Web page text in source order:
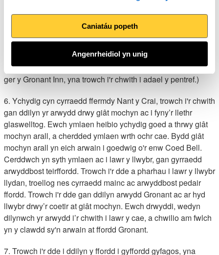
Caniatáu popeth
Angenrheidiol yn unig
llwybr cul wrth ochr Coedwig Erw. Mae'r llwybr yn troi i'r
chwith wedyn a pharhau i lawr trwy gwm coediog, gan agor
allan yn y pen draw nes cyrraedd adeiladau fferm Nant y
Crai. (Er mwyn ymweld â'r dafarn, daliwch ati i gerdded i lawr
ffordd y fferm, sef Lôn Nant y Crai, i gyrraedd pentref Gronant
ger y Gronant Inn, yna trowch i'r chwith i adael y pentref.)
6. Ychydig cyn cyrraedd ffermdy Nant y Crai, trowch i'r chwith
gan ddilyn yr arwydd drwy giât mochyn ac i fyny’r llethr
glaswelltog. Ewch ymlaen heibio ychydig goed a thrwy giât
mochyn arall, a cherdded ymlaen wrth ochr cae. Bydd giât
mochyn arall yn eich arwain i goedwig o'r enw Coed Bell.
Cerddwch yn syth ymlaen ac i lawr y llwybr, gan gyrraedd
arwyddbost teirffordd. Trowch i'r dde a pharhau i lawr y llwybr
llydan, troellog nes cyrraedd mainc ac arwyddbost pedair
ffordd. Trowch i'r dde gan ddilyn arwydd Gronant ac ar hyd
llwybr drwy’r coetir at giât mochyn. Ewch drwyddi, wedyn
dilynwch yr arwydd i’r chwith i lawr y cae, a chwilio am fwlch
yn y clawdd sy'n arwain at ffordd Gronant.
7. Trowch i'r dde i ddilyn y ffordd i gyffordd gyfagos, yna